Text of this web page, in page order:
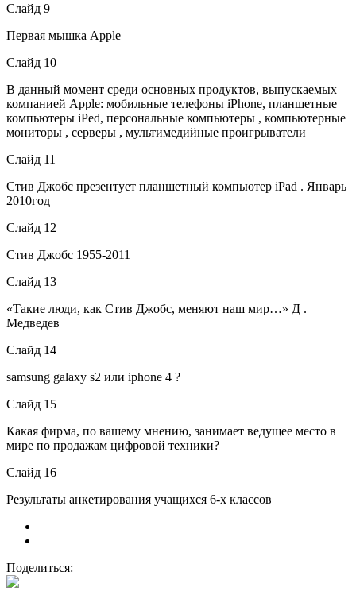
Слайд 9
Первая мышка Apple
Слайд 10
В данный момент среди основных продуктов, выпускаемых
компанией Apple: мобильные телефоны iPhone, планшетные
компьютеры iPed, персональные компьютеры , компьютерные
мониторы , серверы , мультимедийные проигрыватели
Слайд 11
Стив Джобс презентует планшетный компьютер iPad . Январь
2010год
Слайд 12
Стив Джобс 1955-2011
Слайд 13
«Такие люди, как Стив Джобс, меняют наш мир…» Д .
Медведев
Слайд 14
samsung galaxy s2 или iphone 4 ?
Слайд 15
Какая фирма, по вашему мнению, занимает ведущее место в
мире по продажам цифровой техники?
Слайд 16
Результаты анкетирования учащихся 6-х классов
Поделиться: